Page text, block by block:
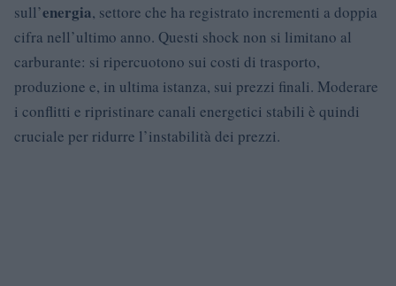
sull’energia, settore che ha registrato incrementi a doppia
cifra nell’ultimo anno. Questi shock non si limitano al
carburante: si ripercuotono sui costi di trasporto,
produzione e, in ultima istanza, sui prezzi finali. Moderare
i conflitti e ripristinare canali energetici stabili è quindi
cruciale per ridurre l’instabilità dei prezzi.